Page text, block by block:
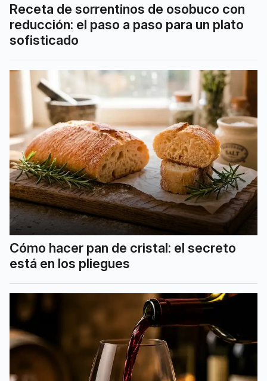
Receta de sorrentinos de osobuco con
reducción: el paso a paso para un plato
sofisticado
Cómo hacer pan de cristal: el secreto
está en los pliegues